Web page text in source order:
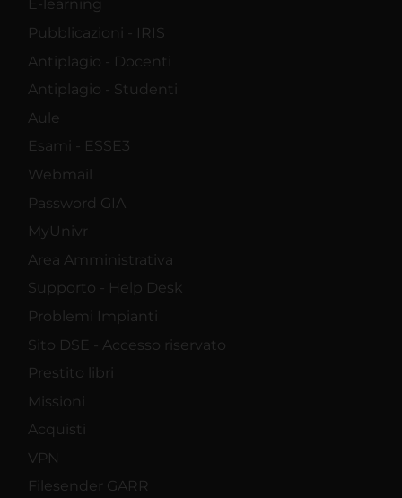
E-learning
Pubblicazioni - IRIS
Antiplagio - Docenti
Antiplagio - Studenti
Aule
Esami - ESSE3
Webmail
Password GIA
MyUnivr
Area Amministrativa
Supporto - Help Desk
Problemi Impianti
Sito DSE - Accesso riservato
Prestito libri
Missioni
Acquisti
VPN
Filesender GARR